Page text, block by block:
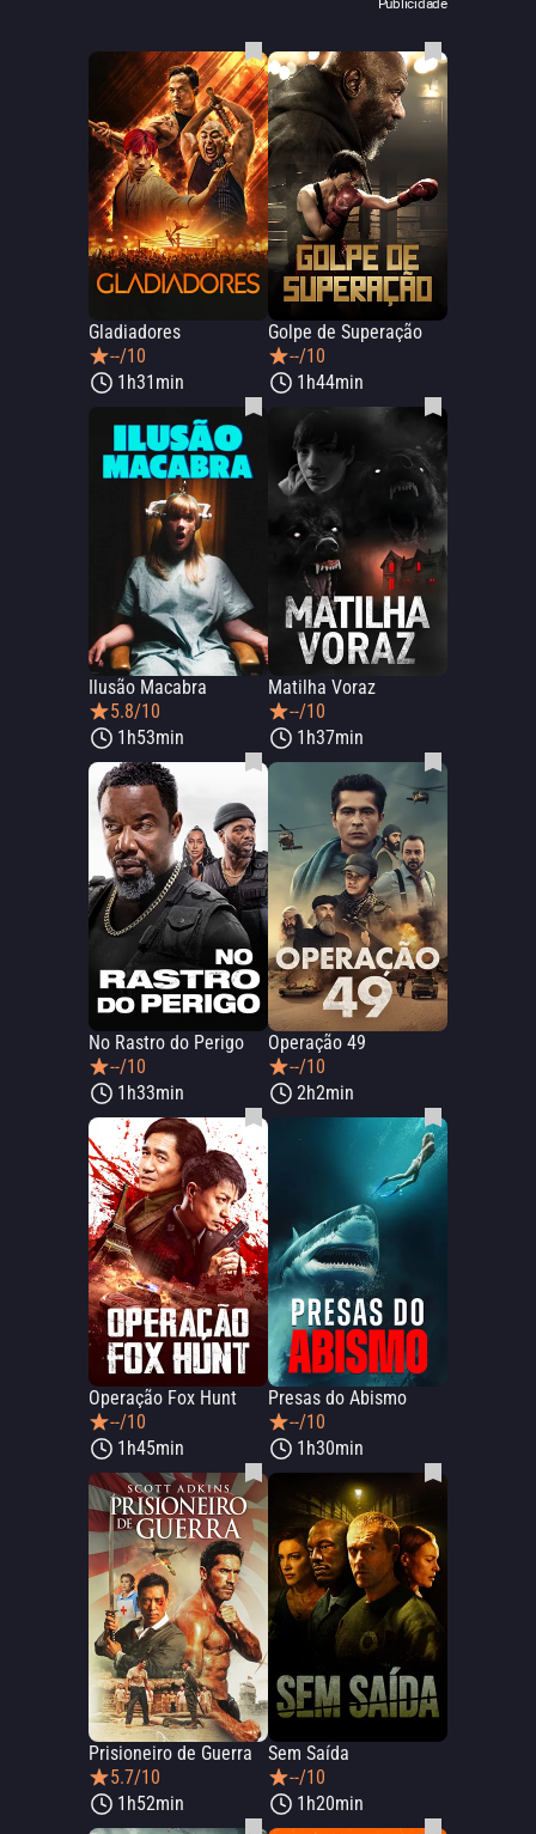
Gladiadores
--/10
1h31min
Golpe de Superação
--/10
1h44min
Ilusão Macabra
5.8/10
1h53min
Matilha Voraz
--/10
1h37min
No Rastro do Perigo
--/10
1h33min
Operação 49
--/10
2h2min
Operação Fox Hunt
--/10
1h45min
Presas do Abismo
--/10
1h30min
Prisioneiro de Guerra
5.7/10
1h52min
Sem Saída
--/10
1h20min